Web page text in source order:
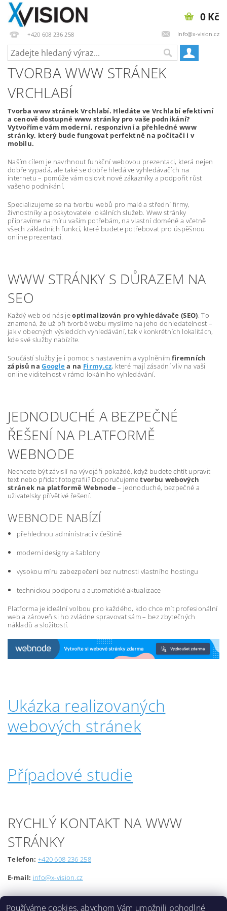
+420 608 236 258 Info@x-vision.cz
0 Kč
TVORBA WWW STRÁNEK
VRCHLABÍ
Tvorba www stránek Vrchlabí. Hledáte ve Vrchlabí efektivní
a cenově dostupné www stránky pro vaše podnikání?
Vytvoříme vám moderní, responzivní a přehledné www
stránky, který bude fungovat perfektně na počítači i v
mobilu.
Naším cílem je navrhnout funkční webovou prezentaci, která nejen
dobře vypadá, ale také se dobře hledá ve vyhledávačích na
internetu – pomůže vám oslovit nové zákazníky a podpořit růst
vašeho podnikání.
Specializujeme se na tvorbu webů pro malé a střední firmy,
živnostníky a poskytovatele lokálních služeb. Www stránky
připravíme na míru vašim potřebám, na vlastní doméně a včetně
všech základních funkcí, které budete potřebovat pro úspěšnou
online prezentaci.
WWW STRÁNKY S DŮRAZEM NA
SEO
Každý web od nás jeoptimalizován pro vyhledávače (SEO). To
znamená, že už při tvorbě webu myslíme na jeho dohledatelnost –
jak v obecných výsledcích vyhledávání, tak v konkrétních lokalitách,
kde své služby nabízíte.
Součástí služby je i pomoc s nastavením a vyplněním firemních
zápisů naGooglea na Firmy.cz, které mají zásadní vliv na vaši
online viditelnost v rámci lokálního vyhledávání.
JEDNODUCHÉ A BEZPEČNÉ
ŘEŠENÍ NA PLATFORMĚ
WEBNODE
Nechcete být závislí na vývojáři pokaždé, když budete chtít upravit
text nebo přidat fotografii? Doporučujemetvorbu webových
stránek na platformě Webnode – jednoduché, bezpečné a
uživatelsky přívětivé řešení.
WEBNODE NABÍZÍ
přehlednou administraci v češtině
moderní designy a šablony
vysokou míru zabezpečení bez nutnosti vlastního hostingu
technickou podporu a automatické aktualizace
Platforma je ideální volbou pro každého, kdo chce mít profesionální
web a zároveň si ho zvládne spravovat sám – bez zbytečných
nákladů a složitostí.
Ukázka realizovaných
webových stránek
Případové studie
RYCHLÝ KONTAKT NA WWW
STRÁNKY
Telefon: +420 608 236 258
E-mail: info@x-vision.cz
Používáme cookies, abychom Vám umožnili pohodlné